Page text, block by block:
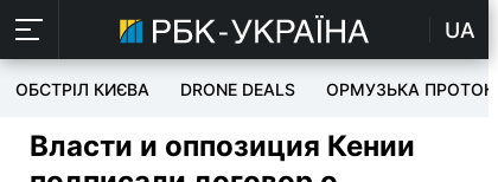
UA
ОБСТРІЛ КИЄВА DRONE DEALS ОРМУЗЬКА ПРОТОКА
Власти и оппозиция Кении